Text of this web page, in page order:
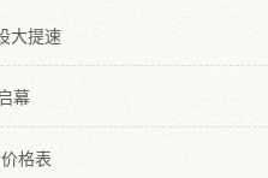
大提速
幕
格表